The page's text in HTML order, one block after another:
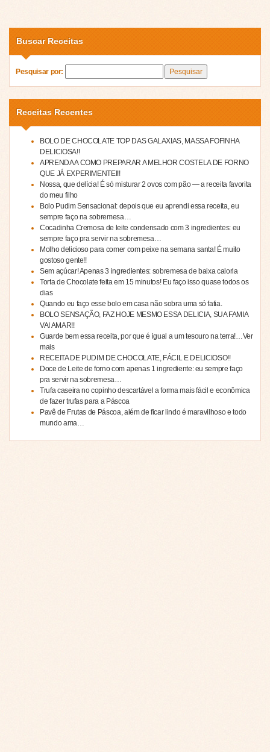
Buscar Receitas
Pesquisar por:
Receitas Recentes
BOLO DE CHOCOLATE TOP DAS GALAXIAS, MASSA FOFINHA
DELICIOSA!!
APRENDA A COMO PREPARAR A MELHOR COSTELA DE FORNO
QUE JÁ EXPERIMENTEI!!
Nossa, que delícia! É só misturar 2 ovos com pão — a receita favorita
do meu filho
Bolo Pudim Sensacional: depois que eu aprendi essa receita, eu
sempre faço na sobremesa…
Cocadinha Cremosa de leite condensado com 3 ingredientes: eu
sempre faço pra servir na sobremesa…
Molho delicioso para comer com peixe na semana santa! É muito
gostoso gente!!
Sem açúcar! Apenas 3 ingredientes: sobremesa de baixa caloria
Torta de Chocolate feita em 15 minutos! Eu faço isso quase todos os
dias
Quando eu faço esse bolo em casa não sobra uma só fatia.
BOLO SENSAÇÃO, FAZ HOJE MESMO ESSA DELICIA, SUA FAMIA
VAI AMAR!!
Guarde bem essa receita, por que é igual a um tesouro na terra!…Ver
mais
RECEITA DE PUDIM DE CHOCOLATE, FÁCIL E DELICIOSO!!
Doce de Leite de forno com apenas 1 ingrediente: eu sempre faço
pra servir na sobremesa…
Trufa caseira no copinho descartável a forma mais fácil e econômica
de fazer trufas para a Páscoa
Pavê de Frutas de Páscoa, além de ficar lindo é maravilhoso e todo
mundo ama…